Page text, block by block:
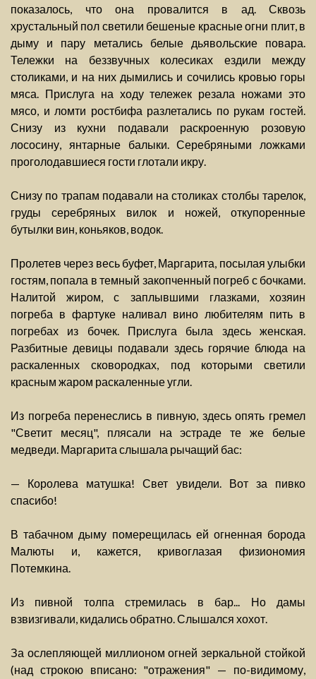
показалось, что она провалится в ад. Сквозь
хрустальный пол светили бешеные красные огни плит, в
дыму и пару метались белые дьявольские повара.
Тележки на беззвучных колесиках ездили между
столиками, и на них дымились и сочились кровью горы
мяса. Прислуга на ходу тележек резала ножами это
мясо, и ломти ростбифа разлетались по рукам гостей.
Снизу из кухни подавали раскроенную розовую
лососину, янтарные балыки. Серебряными ложками
проголодавшиеся гости глотали икру.
Снизу по трапам подавали на столиках столбы тарелок,
груды серебряных вилок и ножей, откупоренные
бутылки вин, коньяков, водок.
Пролетев через весь буфет, Маргарита, посылая улыбки
гостям, попала в темный закопченный погреб с бочками.
Налитой жиром, с заплывшими глазками, хозяин
погреба в фартуке наливал вино любителям пить в
погребах из бочек. Прислуга была здесь женская.
Разбитные девицы подавали здесь горячие блюда на
раскаленных сковородках, под которыми светили
красным жаром раскаленные угли.
Из погреба перенеслись в пивную, здесь опять гремел
"Светит месяц", плясали на эстраде те же белые
медведи. Маргарита слышала рычащий бас:
— Королева матушка! Свет увидели. Вот за пивко
спасибо!
В табачном дыму померещилась ей огненная борода
Малюты и, кажется, кривоглазая физиономия
Потемкина.
Из пивной толпа стремилась в бар... Но дамы
взвизгивали, кидались обратно. Слышался хохот.
За ослепляющей миллионом огней зеркальной стойкой
(над строкою вписано: "отражения" — по-видимому,